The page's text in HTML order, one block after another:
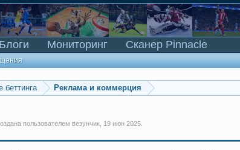
беттинга Реклама и коммерция
пользователемвезунчик 19 июн 2025
Блоги Мониторинг Сканер Pinnacle